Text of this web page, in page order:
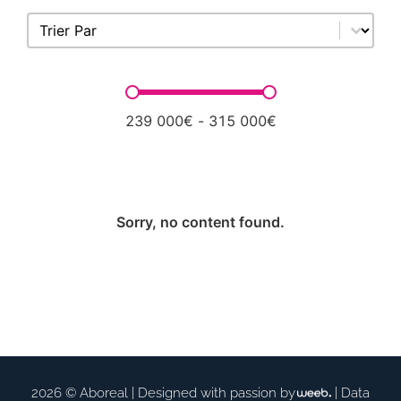
Trier Par
Sort content
Prix
239 000€ - 315 000€
Sorry, no content found.
2026 © Aboreal | Designed with passion by Data